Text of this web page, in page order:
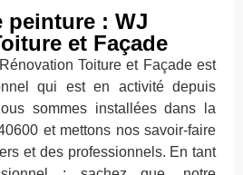
peinture : WJ
et Façade
Toiture et Façade est
qui est en activité depuis
sommes installées dans la
et mettons nos savoir-faire
et des professionnels. En tant